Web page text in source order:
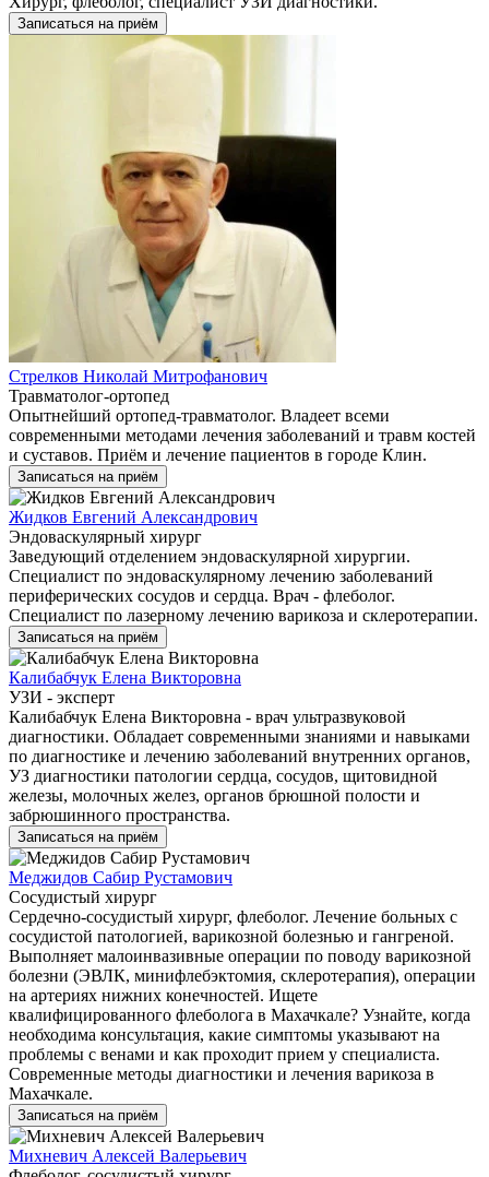
Записаться на приём
Стрелков Николай Митрофанович
Травматолог-ортопед
Опытнейший ортопед-травматолог. Владеет всеми
современными методами лечения заболеваний и травм костей
и суставов. Приём и лечение пациентов в городе Клин.
Записаться на приём
Жидков Евгений Александрович
Эндоваскулярный хирург
Заведующий отделением эндоваскулярной хирургии.
Специалист по эндоваскулярному лечению заболеваний
периферических сосудов и сердца. Врач - флеболог.
Специалист по лазерному лечению варикоза и склеротерапии.
Записаться на приём
Калибабчук Елена Викторовна
УЗИ - эксперт
Калибабчук Елена Викторовна - врач ультразвуковой
диагностики. Обладает современными знаниями и навыками
по диагностике и лечению заболеваний внутренних органов,
УЗ диагностики патологии сердца, сосудов, щитовидной
железы, молочных желез, органов брюшной полости и
забрюшинного пространства.
Записаться на приём
Меджидов Сабир Рустамович
Сосудистый хирург
Сердечно-сосудистый хирург, флеболог. Лечение больных с
сосудистой патологией, варикозной болезнью и гангреной.
Выполняет малоинвазивные операции по поводу варикозной
болезни (ЭВЛК, минифлебэктомия, склеротерапия), операции
на артериях нижних конечностей. Ищете
квалифицированного флеболога в Махачкале? Узнайте, когда
необходима консультация, какие симптомы указывают на
проблемы с венами и как проходит прием у специалиста.
Современные методы диагностики и лечения варикоза в
Махачкале.
Записаться на приём
Михневич Алексей Валерьевич